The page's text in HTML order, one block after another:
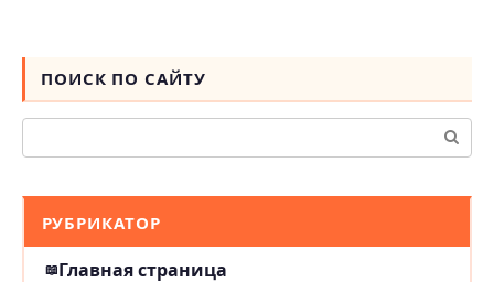
ПОИСК ПО САЙТУ
Поиск:
РУБРИКАТОР
Главная страница